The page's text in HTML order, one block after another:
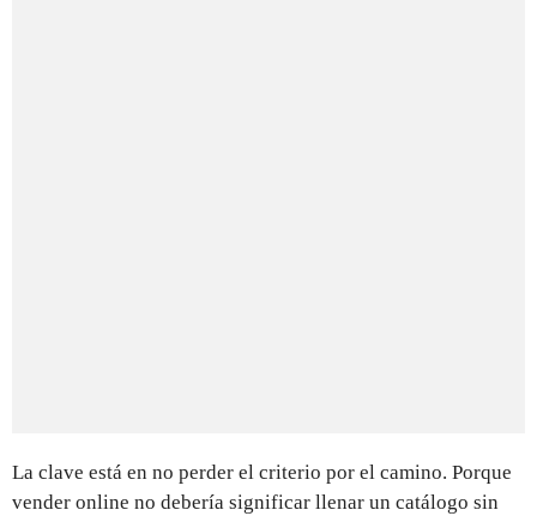
La clave está en no perder el criterio por el camino. Porque
vender online no debería significar llenar un catálogo sin